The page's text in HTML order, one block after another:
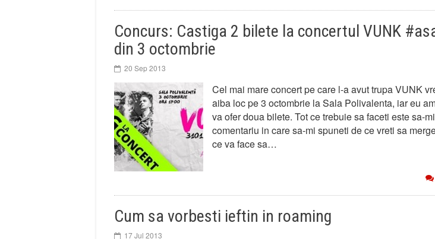
Concurs: Castiga 2 bilete la concertul VUNK
din 3 octombrie
20 Sep 2013
Cel mai mare concert pe care l-a avut trupa VUNK
aiba loc pe 3 octombrie la Sala Polivalenta, iar eu
va ofer doua bilete. Tot ce trebuie sa faceti este sa-
comentariu in care sa-mi spuneti de ce vreti sa
ce va face sa…
Cum sa vorbesti ieftin in roaming
17 Jul 2013